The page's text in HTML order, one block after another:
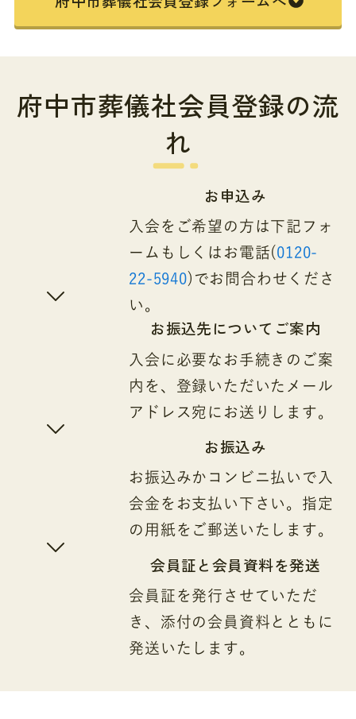
府中市葬儀社会員登録の流
れ
お申込み
入会をご希望の方は下記フォ
ームもしくはお電話( 0120-
22-5940)でお問合わせくださ
い。
お振込先についてご案内
入会に必要なお手続きのご案
内を、登録いただいたメール
アドレス宛にお送りします。
お振込み
お振込みかコンビニ払いで入
会金をお支払い下さい。指定
の用紙をご郵送いたします。
会員証と会員資料を発送
会員証を発行させていただ
き、添付の会員資料とともに
発送いたします。